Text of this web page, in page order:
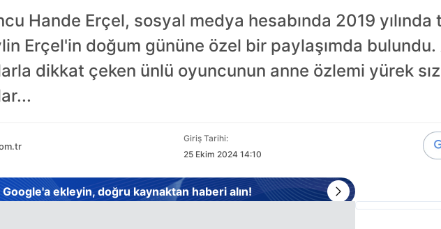
Hande Erçel, sosyal medya hesabında 2019
Erçel'in doğum gününe özel bir paylaşımda bulundu.
dikkat çeken ünlü oyuncunun anne özlemi yürek
Giriş Tarihi:
25 Ekim 2024 14:10
ekleyin, doğru kaynaktan haberi alın!